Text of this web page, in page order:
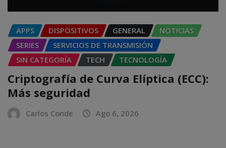
APPS DISPOSITIVOS GENERAL
NOTICIAS
SERIES
SERVICIOS DE TRANSMISIÓN
SIN CATEGORÍA
TECH TECNOLOGÍA
Criptografía de Curva Elíptica (ECC):
Más seguridad
Carlos Conde Ago 6, 2026